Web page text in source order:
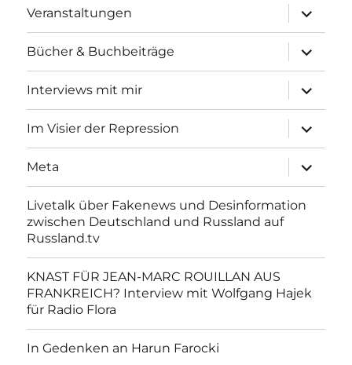
Veranstaltungen
anzeigen
Bücher & Buchbeiträge
anzeigen
Interviews mit mir
anzeigen
Im Visier der Repression
anzeigen
Meta
anzeigen
Livetalk über Fakenews und Desinformation
zwischen Deutschland und Russland auf
Russland.tv
KNAST FÜR JEAN-MARC ROUILLAN AUS
FRANKREICH? Interview mit Wolfgang Hajek
für Radio Flora
In Gedenken an Harun Farocki